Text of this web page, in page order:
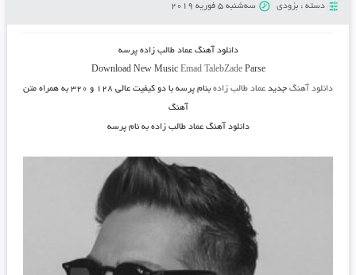
دسته : بزودی سه‌شنبه 5 فوریه 2019
دانلود آهنگعماد طالب زاده پرسه
Download New Music Emad TalebZadeParse
دانلود آهنگجدید عماد طالب زادهبنام پرسه
با دو کیفیت عالی ۱۲۸ و ۳۲۰ به همراه متن
آهنگ
دانلود آهنگ عماد طالب زاده به نام پرسه